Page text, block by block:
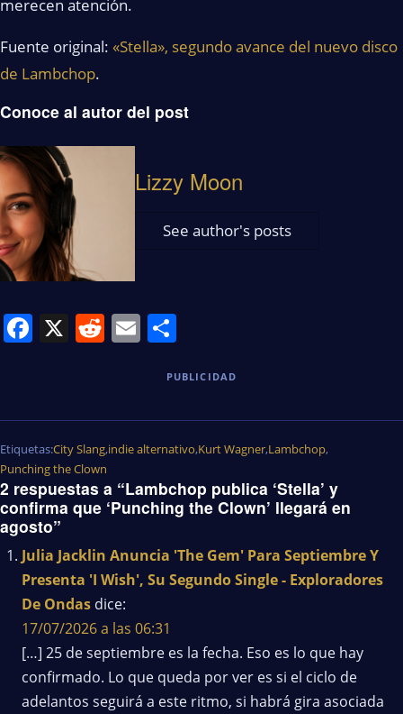
merecen atención.
Fuente original: «Stella», segundo avance del nuevo disco
de Lambchop.
Conoce al autor del post
Lizzy Moon
See author's posts
Facebook
X Reddit
Email
PUBLICIDAD
Etiquetas:City Slang,indie alternativo,Kurt Wagner,Lambchop,
Punching the Clown
2 respuestas a “Lambchop publica ‘Stella’ y
confirma que ‘Punching the Clown’ llegará en
agosto”
Julia Jacklin Anuncia 'The Gem' Para Septiembre Y
Presenta 'I Wish', Su Segundo Single - Exploradores
De Ondas dice:
17/07/2026 a las 06:31
[…] 25 de septiembre es la fecha. Eso es lo que hay
confirmado. Lo que queda por ver es si el ciclo de
adelantos seguirá a este ritmo, si habrá gira asociada